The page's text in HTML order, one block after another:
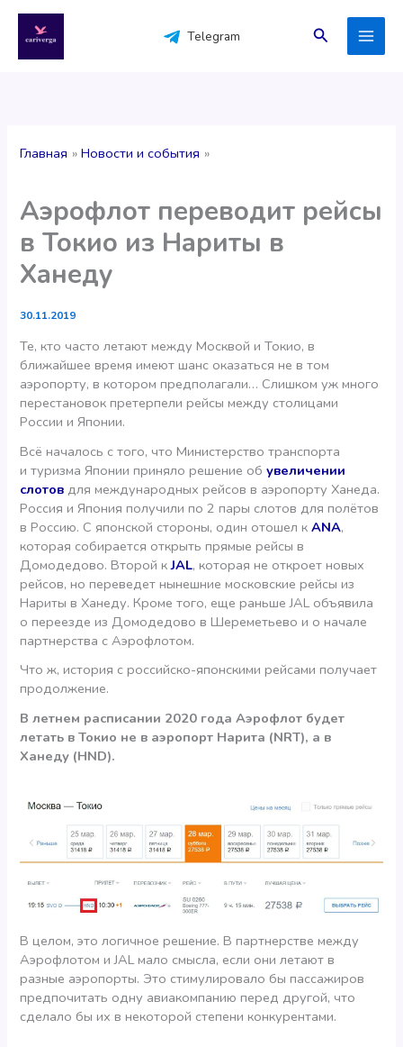
содержимому
Telegram Поиск
Главная Новости и события
Аэрофлот переводит рейсы
в Токио из Нариты в
Ханеду
30.11.2019
Те, кто часто летают между Москвой и Токио, в
ближайшее время имеют шанс оказаться не в том
аэропорту, в котором предполагали… Слишком уж много
перестановок претерпели рейсы между столицами
России и Японии.
Всё началось с того, что Министерство транспорта
и туризма Японии приняло решение обувеличении
слотов для международных рейсов в аэропорту Ханеда.
Россия и Япония получили по 2 пары слотов для полётов
в Россию. С японской стороны, один отошел кANA,
которая собирается открыть прямые рейсы в
Домодедово. Второй кJAL, которая не откроет новых
рейсов, но переведет нынешние московские рейсы из
Нариты в Ханеду. Кроме того, еще раньше JAL объявила
о переезде из Домодедово в Шереметьево и о начале
партнерства с Аэрофлотом.
Что ж, история с российско-японскими рейсами получает
продолжение.
В летнем расписании 2020 года Аэрофлот будет
летать в Токио не в аэропорт Нарита (NRT), а в
Ханеду (HND).
В целом, это логичное решение. В партнерстве между
Аэрофлотом и JAL мало смысла, если они летают в
разные аэропорты. Это стимулировало бы пассажиров
предпочитать одну авиакомпанию перед другой, что
сделало бы их в некоторой степени конкурентами.